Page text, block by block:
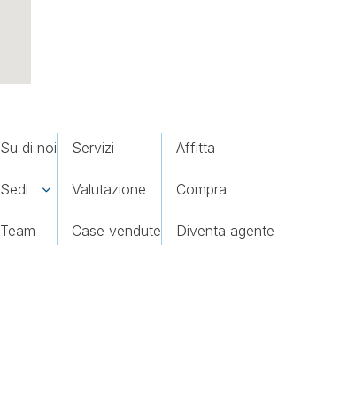
Su di noi
Sedi
Team
Servizi
Valutazione
Case vendute
Affitta
Compra
Diventa agente